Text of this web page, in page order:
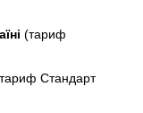
(тариф
Стандарт